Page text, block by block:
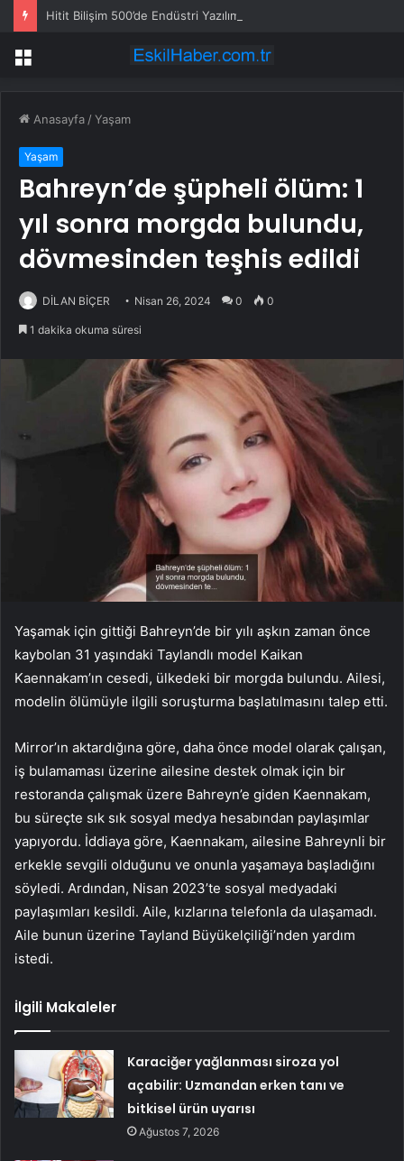
Hitit Bilişim 500’de Endüstri Yazılımında Birinci Sırada
Menü
Anasayfa /Yaşam
Yaşam
Bahreyn’de şüpheli ölüm: 1
yıl sonra morgda bulundu,
dövmesinden teşhis edildi
DİLAN BİÇER Nisan 26, 2024 0 0
1 dakika okuma süresi
Yaşamak için gittiği Bahreyn’de bir yılı aşkın zaman önce
kaybolan 31 yaşındaki Taylandlı model Kaikan
Kaennakam’ın cesedi, ülkedeki bir morgda bulundu. Ailesi,
modelin ölümüyle ilgili soruşturma başlatılmasını talep etti.
Mirror’ın aktardığına göre, daha önce model olarak çalışan,
iş bulamaması üzerine ailesine destek olmak için bir
restoranda çalışmak üzere Bahreyn’e giden Kaennakam,
bu süreçte sık sık sosyal medya hesabından paylaşımlar
yapıyordu. İddiaya göre, Kaennakam, ailesine Bahreynli bir
erkekle sevgili olduğunu ve onunla yaşamaya başladığını
söyledi. Ardından, Nisan 2023’te sosyal medyadaki
paylaşımları kesildi. Aile, kızlarına telefonla da ulaşamadı.
Aile bunun üzerine Tayland Büyükelçiliği’nden yardım
istedi.
İlgili Makaleler
Karaciğer yağlanması siroza yol
açabilir: Uzmandan erken tanı ve
bitkisel ürün uyarısı
Ağustos 7, 2026